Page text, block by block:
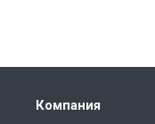
Компания